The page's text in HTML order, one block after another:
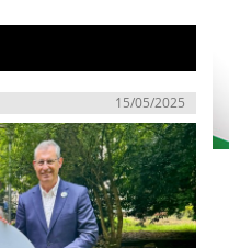
15/05/2025